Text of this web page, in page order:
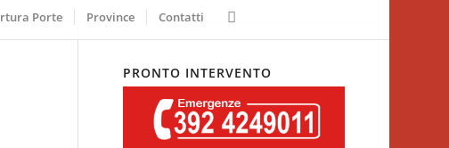
Porte Province Contatti
PRONTO INTERVENTO